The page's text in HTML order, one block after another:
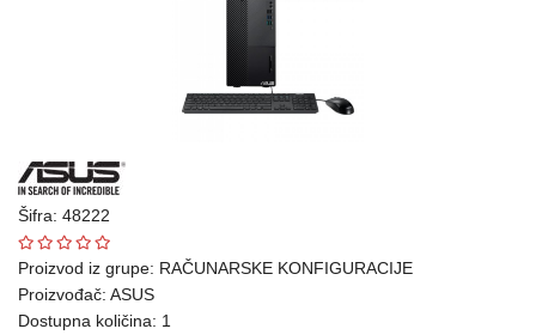
Telefoni
oprema
Šifra: 48222
Proizvod iz grupe: RAČUNARSKE KONFIGURACIJE
Proizvođač: ASUS
Dostupna količina: 1